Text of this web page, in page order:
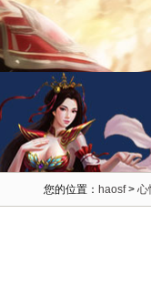
您的位置： haosf> 心